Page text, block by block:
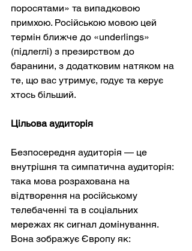
поросятами» та випадковою
примхою. Російською мовою цей
термін ближче до «underlings»
(підлеглі) з презирством до
баранини, з додатковим натяком на
те, що вас утримує, годує та керує
хтось більший.
Цільова аудиторія
Безпосередня аудиторія — це
внутрішня та симпатична аудиторія:
така мова розрахована на
відтворення на російському
телебаченні та в соціальних
мережах як сигнал домінування.
Вона зображує Європу як: